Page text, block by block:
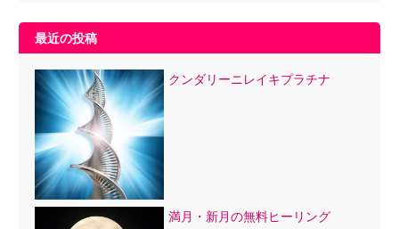
最近の投稿
クンダリーニレイキプラチナ
満月・新月の無料ヒーリング